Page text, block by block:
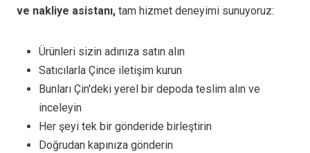
ve nakliye asistanı, tam hizmet deneyimi sunuyoruz:
Ürünleri sizin adınıza satın alın
Satıcılarla Çince iletişim kurun
Bunları Çin'deki yerel bir depoda teslim alın ve
inceleyin
Her şeyi tek bir gönderide birleştirin
Doğrudan kapınıza gönderin